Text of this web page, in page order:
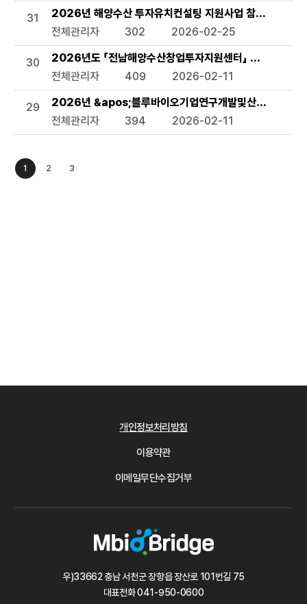
31
2026년 해양수산 투자유치컨설팅 지원사업 참여기업 모
전체관리자
302 2026-02-25
30
2026년도 「전남해양수산창업투자지원센터」 수혜기업 모
전체관리자
409 2026-02-11
29
2026년 &apos;블루바이오기업연구개발및산업화지원
전체관리자
394 2026-02-11
1 2 3
개인정보처리방침
이용약관
이메일무단수집거부
우)33662 충남 서천군 장항읍 장산로 101번길 75
대표전화041-950-0600